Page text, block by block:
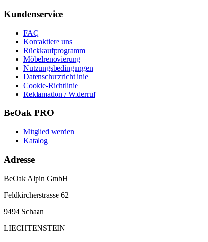
Kundenservice
FAQ
Kontaktiere uns
Rückkaufprogramm
Möbelrenovierung
Nutzungsbedingungen
Datenschutzrichtlinie
Cookie-Richtlinie
Reklamation / Widerruf
BeOak PRO
Mitglied werden
Katalog
Adresse
BeOak Alpin GmbH
Feldkircherstrasse 62
9494 Schaan
LIECHTENSTEIN